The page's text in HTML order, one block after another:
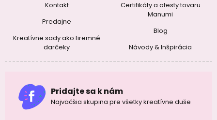
Kontakt
Predajne
Kreatívne sady ako firemné
darčeky
Certifikáty a atesty tovaru
Manumi
Blog
Návody & Inšpirácia
Pridajte sa k nám
Najväčšia skupina pre všetky kreatívne duše